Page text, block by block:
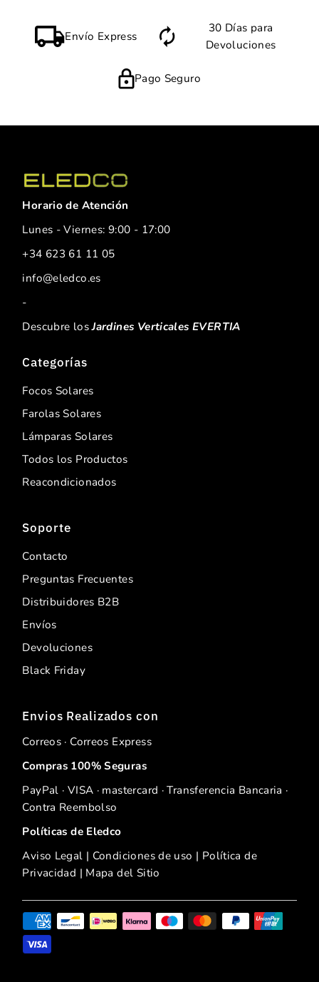
Envío Express
30 Días para
Devoluciones
Pago Seguro
Horario de Atención
Lunes - Viernes: 9:00 - 17:00
+34 623 61 11 05
info@eledco.es
-
Descubre losJardines Verticales EVERTIA
Categorías
Focos Solares
Farolas Solares
Lámparas Solares
Todos los Productos
Reacondicionados
Soporte
Contacto
Preguntas Frecuentes
Distribuidores B2B
Envíos
Devoluciones
Black Friday
Envios Realizados con
Correos · Correos Express
Compras 100% Seguras
PayPal · VISA · mastercard · Transferencia Bancaria ·
Contra Reembolso
Políticas de Eledco
Aviso Legal | Condiciones de uso | Política de
Privacidad | Mapa del Sitio